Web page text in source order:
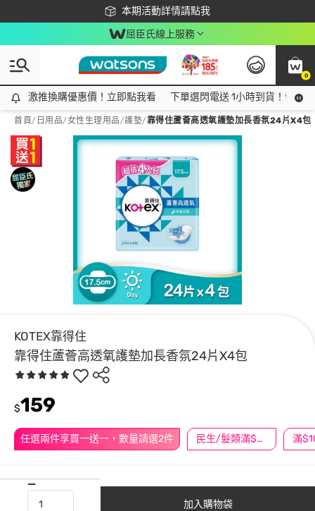
本期活動詳情請點我
下載app最高回饋$350
屈臣氏線上服務
0
激推換購優惠價！立即點我看
激推換購優惠價！立即點我看 下單選閃電送 1小時到貨！領神
首頁/ 日用品/女性生理用品/護墊/靠得住蘆薈高透氧護墊加長香氛24片X4包
KOTEX靠得住
靠得住蘆薈高透氧護墊加長香氛24片X4包
任選兩件享買一送一，數量請選2件 民生/髮類滿$388送舒潔冰巾
$159
加入購物袋